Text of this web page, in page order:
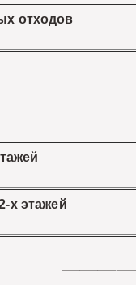
отходов
х этажей